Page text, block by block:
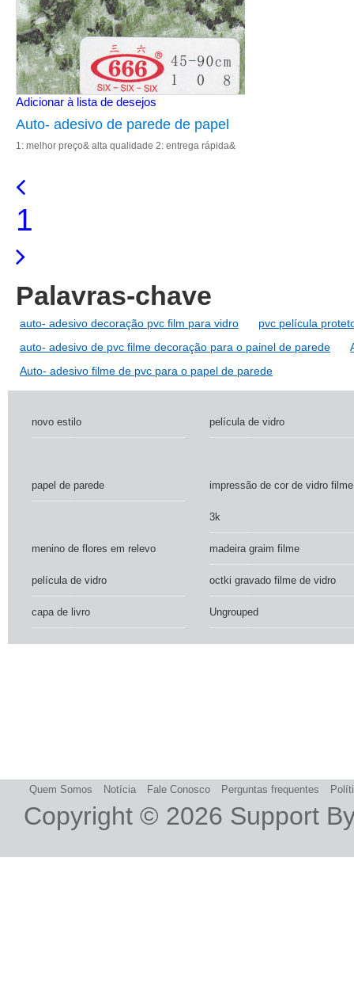
Adicionar à lista de desejos
Auto- adesivo de parede de papel
filme de pvc
1: melhor preço& alta qualidade 2: entrega rápida&
vender diretamente 5: re
1
Palavras-chave
auto- adesivo decoração pvc film para vidro
pvc película
auto- adesivo de pvc filme decoração para o painel de parede
Auto- adesivo filme de pvc para o papel de parede
novo estilo película de vidro
papel de parede impressão de cor de vidro filme
3k
menino de flores em relevo
película de vidro
madeira graim filme
octki gravado filme de vidro
capa de livro Ungrouped
Quem Somos Notícia Fale Conosco Perguntas frequentes
Copyright © 2026 Support